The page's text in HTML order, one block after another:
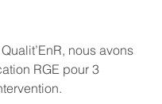
nous avons
RGE pour 3